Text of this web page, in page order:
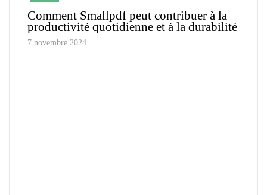
Comment Smallpdf peut contribuer à la
productivité quotidienne et à la durabilité
7 novembre 2024